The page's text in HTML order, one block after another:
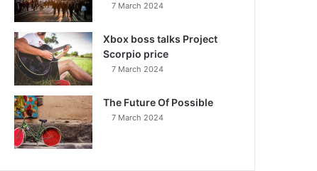
7 March 2024
Xbox boss talks Project
Scorpio price
7 March 2024
The Future Of Possible
7 March 2024